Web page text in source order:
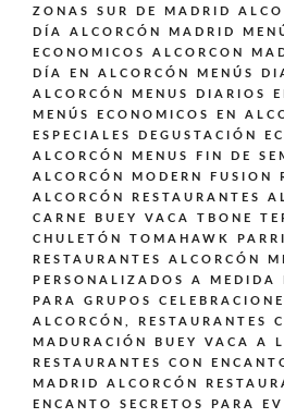
ZONAS SUR DE MADRID
DÍA ALCORCÓN MADRID
ECONOMICOS ALCORCON
DÍA EN ALCORCÓN
MENÚS
ALCORCÓN
MENUS DIARIOS
MENÚS ECONOMICOS EN
ESPECIALES DEGUSTACIÓN
ALCORCÓN
MENUS FIN DE
ALCORCÓN
MODERN FUSION
ALCORCÓN
RESTAURANTES
CARNE BUEY VACA TBONE
CHULETÓN TOMAHAWK
RESTAURANTES ALCORCÓN
PERSONALIZADOS A MEDIDA
PARA GRUPOS
ALCORCÓN,
RESTAURANTES
MADURACIÓN BUEY VACA A
RESTAURANTES CON
MADRID ALCORCÓN
ENCANTO SECRETOS PARA